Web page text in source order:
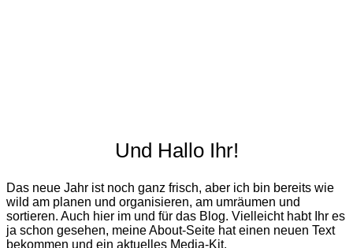
Und Hallo Ihr!
Das neue Jahr ist noch ganz frisch, aber ich bin bereits wie
wild am planen und organisieren, am umräumen und
sortieren. Auch hier im und für das Blog. Vielleicht habt Ihr es
ja schon gesehen, meine About-Seite hat einen neuen Text
bekommen und ein aktuelles Media-Kit.